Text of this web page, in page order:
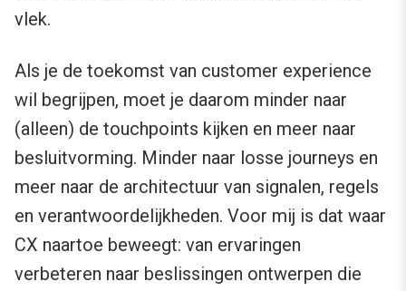
vlek.
Als je de toekomst van customer experience
wil begrijpen, moet je daarom minder naar
(alleen) de touchpoints kijken en meer naar
besluitvorming. Minder naar losse journeys en
meer naar de architectuur van signalen, regels
en verantwoordelijkheden. Voor mij is dat waar
CX naartoe beweegt: van ervaringen
verbeteren naar beslissingen ontwerpen die